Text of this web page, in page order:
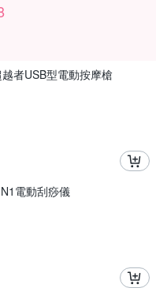
者USB型電動按摩槍
電動刮痧儀